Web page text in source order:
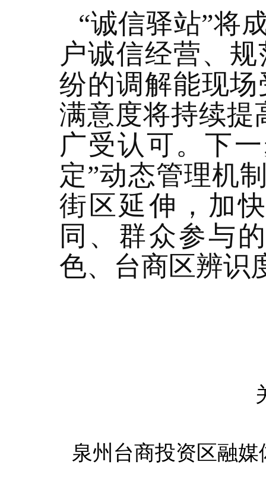
“诚信驿站”将
户诚信经营、
纷的调解能现
满意度将持续提
广受认可。下
定”动态管理机
街区延伸，加
同、群众参与
色、台商区辨识
泉州台商投资区融